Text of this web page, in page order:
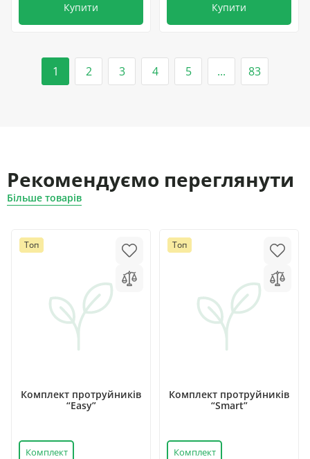
Купити Купити
1 2 3 4 5 ... 83
Рекомендуємо переглянути
Більше товарів
Топ
Комплект протруйників
“Easy”
Комплект
Топ
Комплект протруйників
“Smart”
Комплект